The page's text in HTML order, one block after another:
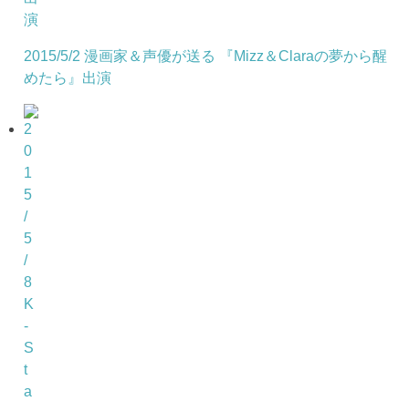
2015/5/2 漫画家＆声優が送る 『Mizz＆Claraの夢から醒
めたら』出演